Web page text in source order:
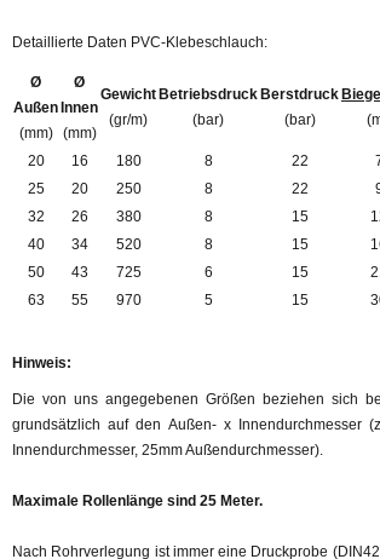
Detaillierte Daten PVC-Klebeschlauch:
Ø
Außen
(mm)
Ø
Innen
(mm)
Gewicht
(gr/m)
Betriebsdruck
(bar)
Berstdruck
(bar)
20 16 180 8 22
25
20 250 8 22
32
26 380 8 15
40
34 520 8 15
50
43 725 6 15
63
55 970 5 15
Hinweis:
Die von uns angegebenen Größen beziehen sich
grundsätzlich auf den Außen- x Innendurchmesser
Innendurchmesser, 25mm Außendurchmesser).
Maximale Rollenlänge sind 25 Meter.
Nach Rohrverlegung ist immer eine Druckprobe